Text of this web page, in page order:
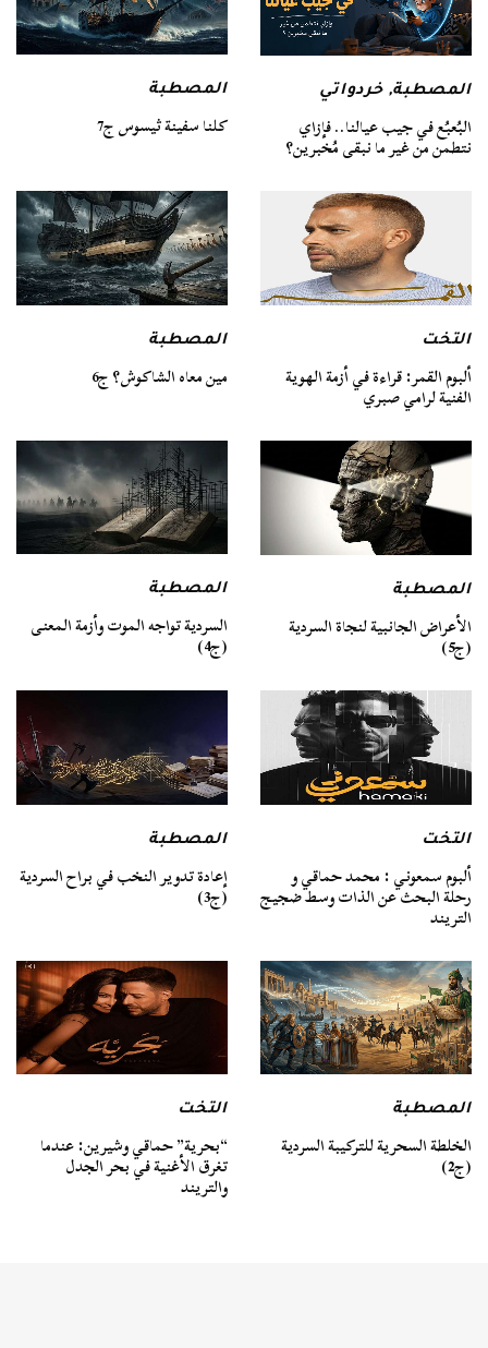
المصطبة,خردواتي
البُعبُع في جيب عيالنا.. فإزاي
نتطمن من غير ما نبقى مُخبرين؟
المصطبة
كلنا سفينة ثيسوس ج7
التخت
ألبوم القمر: قراءة في أزمة الهوية
الفنية لرامي صبري
المصطبة
مين معاه الشاكوش؟ ج6
المصطبة
الأعراض الجانبية لنجاة السردية
(ج5)
المصطبة
السردية تواجه الموت وأزمة المعنى
(ج4)
التخت
ألبوم سمعوني : محمد حماقي و
رحلة البحث عن الذات وسط ضجيج
التريند
المصطبة
إعادة تدوير النخب في براح السردية
(ج3)
المصطبة
الخلطة السحرية للتركيبة السردية
(ج2)
التخت
“بحرية” حماقي وشيرين: عندما
تغرق الأغنية في بحر الجدل
والتريند